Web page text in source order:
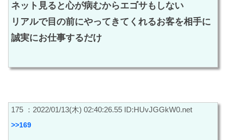
ネット見ると心が病むからエゴサもしない
リアルで目の前にやってきてくれるお客を相手に
誠実にお仕事するだけ
175 ：2022/01/13(木) 02:40:26.55 ID:HUvJGGkW0.net
>>169